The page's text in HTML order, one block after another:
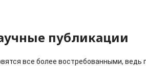
публикации
все более востребованными,